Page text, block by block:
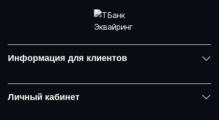
Информация для клиентов
Личный кабинет